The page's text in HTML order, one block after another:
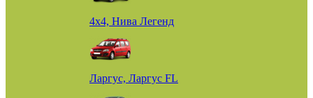
4х4, Нива Легенд
Ларгус, Ларгус FL